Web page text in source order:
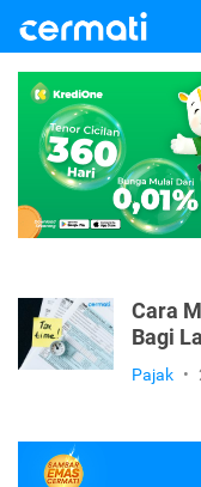
Cara
Bagi
Pajak •